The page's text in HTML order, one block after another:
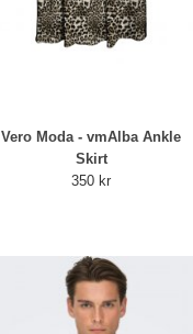
Vero Moda - vmAlba Ankle
Skirt
350 kr